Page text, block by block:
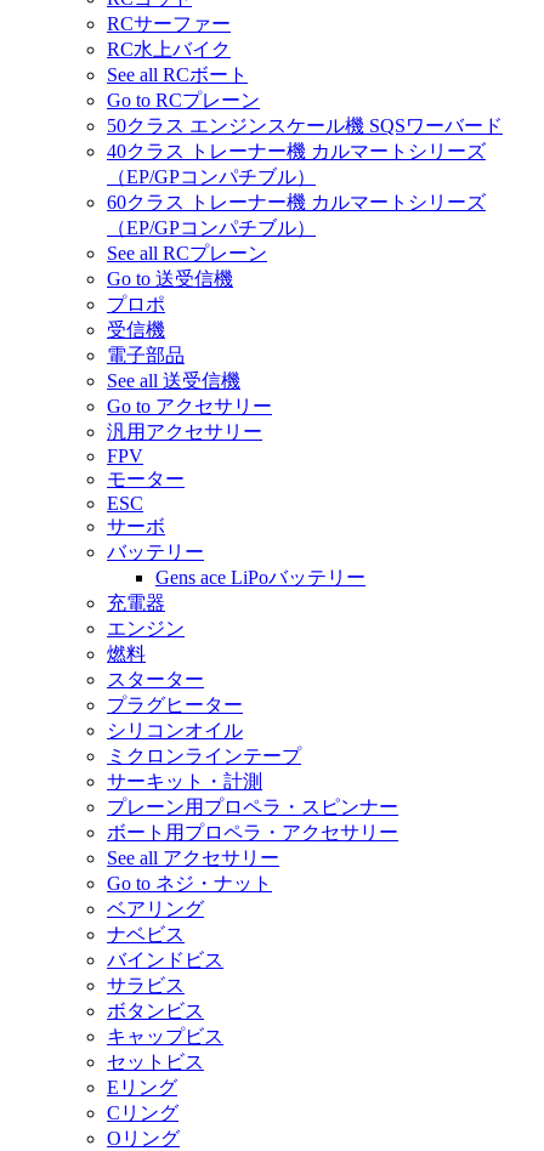
RCサーファー
RC水上バイク
See all RCボート
Go to RCプレーン
50クラス エンジンスケール機 SQSワーバード
40クラス トレーナー機 カルマートシリーズ
（EP/GPコンパチブル）
60クラス トレーナー機 カルマートシリーズ
（EP/GPコンパチブル）
See all RCプレーン
Go to 送受信機
プロポ
受信機
電子部品
See all 送受信機
Go to アクセサリー
汎用アクセサリー
FPV
モーター
ESC
サーボ
バッテリー
Gens ace LiPoバッテリー
充電器
エンジン
燃料
スターター
プラグヒーター
シリコンオイル
ミクロンラインテープ
サーキット・計測
プレーン用プロペラ・スピンナー
ボート用プロペラ・アクセサリー
See all アクセサリー
Go to ネジ・ナット
ベアリング
ナベビス
バインドビス
サラビス
ボタンビス
キャップビス
セットビス
Eリング
Cリング
Oリング